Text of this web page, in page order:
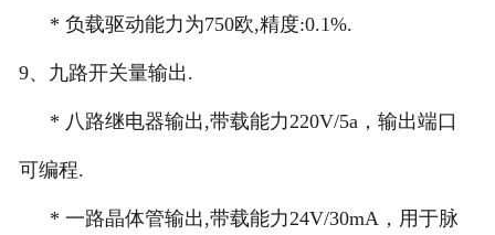
* 负载驱动能力为750欧,精度:0.1%.
9、九路开关量输出.
* 八路继电器输出,带载能力220V/5a，输出端口
可编程.
* 一路晶体管输出,带载能力24V/30mA，用于脉